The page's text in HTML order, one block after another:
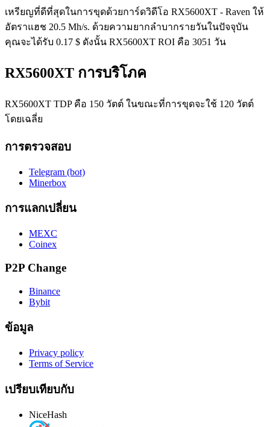
เหรียญที่ดีที่สุดในการขุดด้วยการ์ดวิดีโอ RX5600XT - Raven ให้
อัตราแฮช 20.5 Mh/s. ด้วยความยากลำบากรายวันในปัจจุบัน
คุณจะได้รับ 0.17 $ ดังนั้น RX5600XT ROI คือ 3051 วัน
RX5600XT การบริโภค
RX5600XT TDP คือ 150 วัตต์ ในขณะที่การขุดจะใช้ 120 วัตต์
โดยเฉลี่ย
การตรวจสอบ
Telegram (bot)
Minerbox
การแลกเปลี่ยน
MEXC
Coinex
P2P Change
Binance
Bybit
ข้อมูล
Privacy policy
Terms of Service
เปรียบเทียบกับ
NiceHash